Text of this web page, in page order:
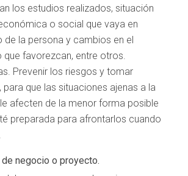
los estudios realizados, situación
o social que vaya en
de la persona y cambios en el
que favorezcan, entre otros.
Prevenir los riesgos y tomar
para que las situaciones ajenas a la
afecten de la menor forma posible
preparada para afrontarlos cuando
negocio o proyecto.